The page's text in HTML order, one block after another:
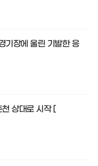
기장에 울린 기발한 응
상대로 시작 [